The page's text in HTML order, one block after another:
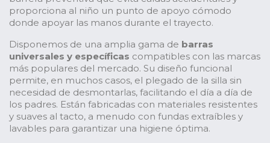
proporciona al niño un punto de apoyo cómodo
donde apoyar las manos durante el trayecto.
Disponemos de una amplia gama de barras
universales y específicas compatibles con las marcas
más populares del mercado. Su diseño funcional
permite, en muchos casos, el plegado de la silla sin
necesidad de desmontarlas, facilitando el día a día de
los padres. Están fabricadas con materiales resistentes
y suaves al tacto, a menudo con fundas extraíbles y
lavables para garantizar una higiene óptima.